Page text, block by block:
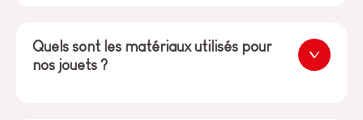
Quels sont les matériaux utilisés pour
nos jouets ?